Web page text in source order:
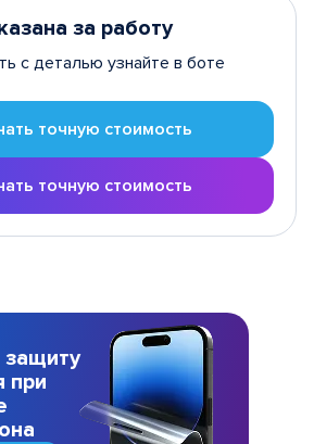
за работу
с деталью узнайте в боте
точную стоимость
точную стоимость
защиту
при